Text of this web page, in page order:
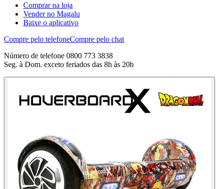
Comprar na loja
Vender no Magalu
Baixe o aplicativo
Compre pelo telefoneCompre pelo chat
Número de telefone 0800 773 3838
Seg. à Dom. exceto feriados das 8h às 20h